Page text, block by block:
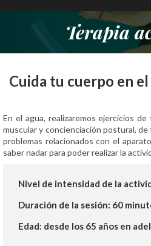
Terapia
Estás
Cuida tu cuerpo en el
En el agua, realizaremos ejercicios de
muscular y concienciación postural, de
problemas relacionados con el
saber nadar para poder realizar la
Nivel de intensidad de la
Duración de la sesión: 60
Edad: desde los 65 años en